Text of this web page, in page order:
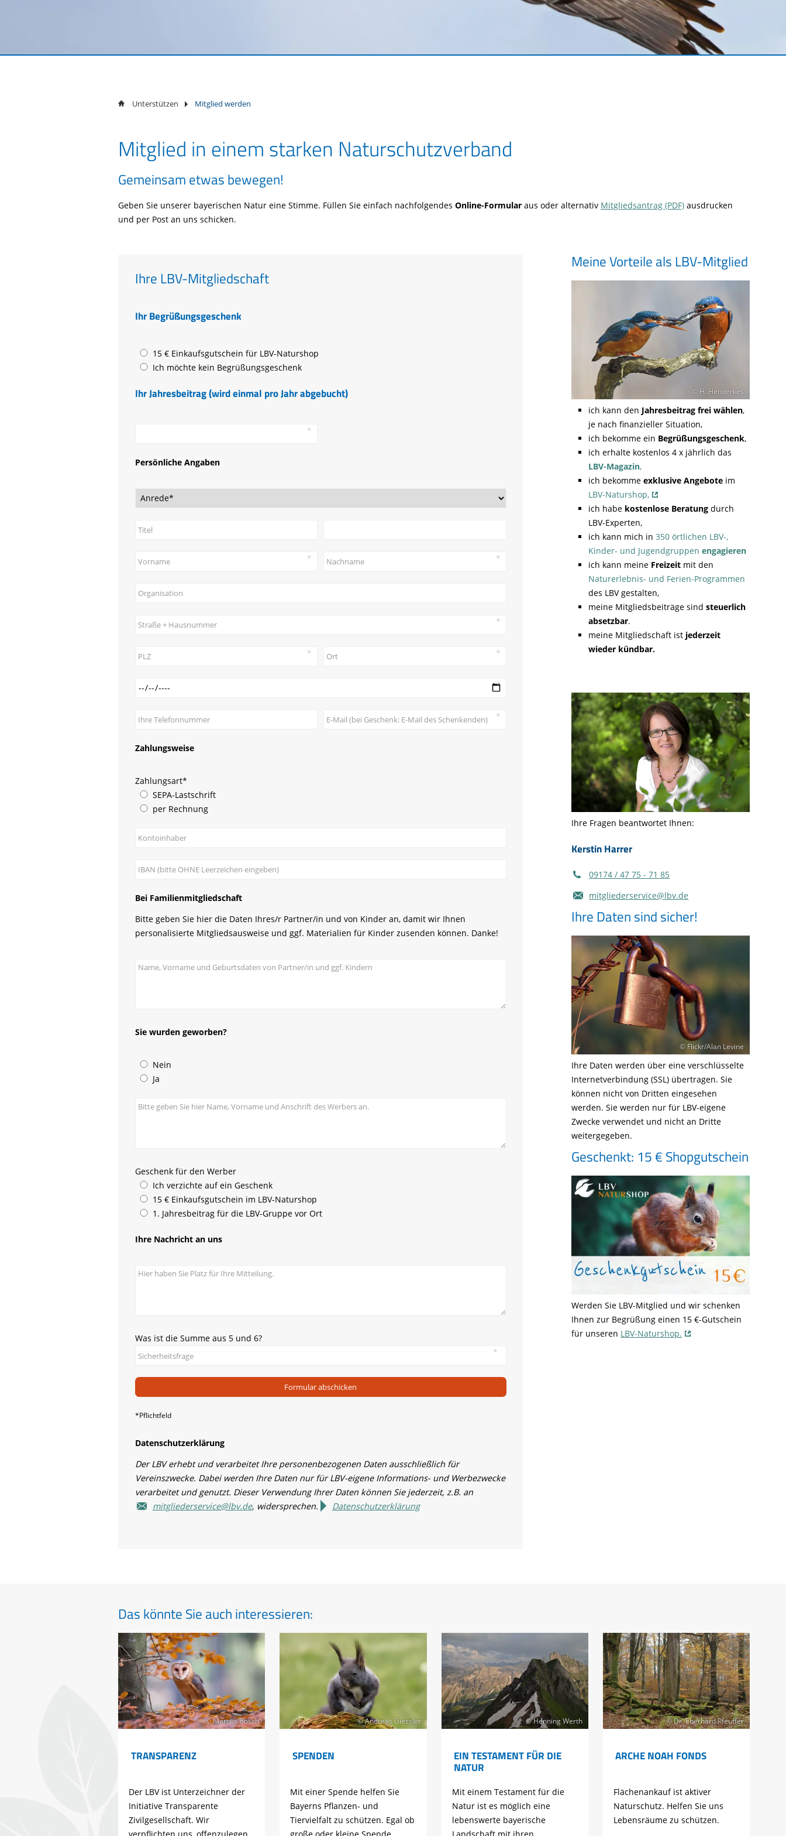
Unterstützen Mitglied werden
Mitglied in einem starken Naturschutzverband
Gemeinsam etwas bewegen!
Geben Sie unserer bayerischen Natur eine Stimme. Füllen Sie einfach nachfolgendes Online-Formular aus oder alternativ Mitgliedsantrag (PDF) ausdrucken
und per Post an uns schicken.
Ihre LBV-Mitgliedschaft
Ihr Begrüßungsgeschenk
15 € Einkaufsgutschein für LBV-Naturshop
Ich möchte kein Begrüßungsgeschenk
Ihr Jahresbeitrag (wird einmal pro Jahr abgebucht)
Persönliche Angaben
Zahlungsweise
Pflichtfeld
Zahlungsart*
SEPA-Lastschrift
per Rechnung
Bei Familienmitgliedschaft
Bitte geben Sie hier die Daten Ihres/r Partner/in und von Kinder an, damit wir Ihnen
personalisierte Mitgliedsausweise und ggf. Materialien für Kinder zusenden können. Danke!
Sie wurden geworben?
Nein
Ja
Geschenk für den Werber
Ich verzichte auf ein Geschenk
15 € Einkaufsgutschein im LBV-Naturshop
1. Jahresbeitrag für die LBV-Gruppe vor Ort
Ihre Nachricht an uns
Was ist die Summe aus 5 und 6?
Formular abschicken
*Pflichtfeld
Datenschutzerklärung
Der LBV erhebt und verarbeitet Ihre personenbezogenen Daten ausschließlich für
Vereinszwecke. Dabei werden Ihre Daten nur für LBV-eigene Informations- und Werbezwecke
verarbeitet und genutzt. Dieser Verwendung Ihrer Daten können Sie jederzeit, z.B. an
mitgliederservice@lbv.de, widersprechen. Datenschutzerklärung
Meine Vorteile als LBV-Mitglied
© H. Henderkes
ich kann den Jahresbeitrag frei wählen,
je nach finanzieller Situation,
ich bekomme ein Begrüßungsgeschenk,
ich erhalte kostenlos 4 x jährlich das
LBV-Magazin,
ich bekommeexklusive Angebote im
LBV-Naturshop,
ich habe kostenlose Beratung durch
LBV-Experten,
ich kann mich in350 örtlichen LBV-,
Kinder- und Jugendgruppenengagieren
ich kann meine Freizeit mit den
Naturerlebnis- und Ferien-Programmen
des LBV gestalten,
meine Mitgliedsbeiträge sindsteuerlich
absetzbar.
meine Mitgliedschaft ist jederzeit
wieder kündbar.
Ihre Fragen beantwortet Ihnen:
Kerstin Harrer
09174 / 47 75 - 71 85
mitgliederservice@lbv.de
Ihre Daten sind sicher!
© Flickr/Alan Levine
Ihre Daten werden über eine verschlüsselte
Internetverbindung (SSL) übertragen. Sie
können nicht von Dritten eingesehen
werden. Sie werden nur für LBV-eigene
Zwecke verwendet und nicht an Dritte
weitergegeben.
Geschenkt: 15 € Shopgutschein
Werden Sie LBV-Mitglied und wir schenken
Ihnen zur Begrüßung einen 15 €-Gutschein
für unseren LBV-Naturshop.
Das könnte Sie auch interessieren:
© Marcus Bosch
TRANSPARENZ
Der LBV ist Unterzeichner der
Initiative Transparente
Zivilgesellschaft. Wir
© Andreas Giessler
SPENDEN
Mit einer Spende helfen Sie
Bayerns Pflanzen- und
Tiervielfalt zu schützen. Egal ob
© Henning Werth
EIN TESTAMENT FÜR DIE
NATUR
Mit einem Testament für die
Natur ist es möglich eine
lebenswerte bayerische
© Dr. Eberhard Pfeuffer
ARCHE NOAH FONDS
Flächenankauf ist aktiver
Naturschutz. Helfen Sie uns
Lebensräume zu schützen.